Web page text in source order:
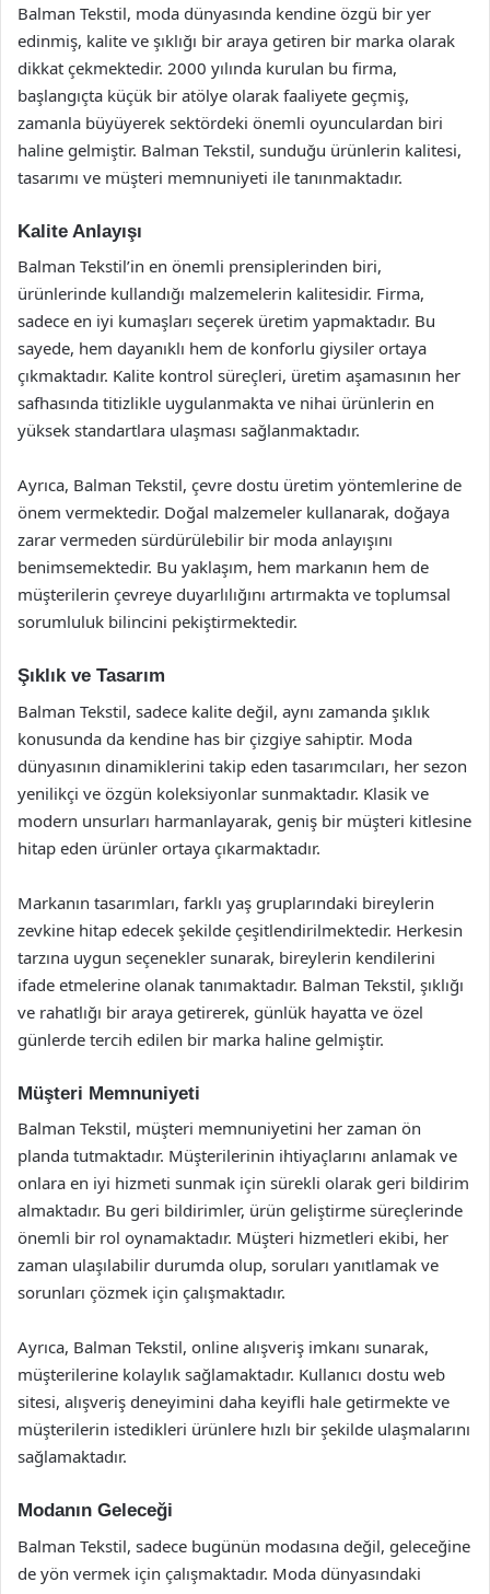
Balman Tekstil, moda dünyasında kendine özgü bir yer
edinmiş, kalite ve şıklığı bir araya getiren bir marka olarak
dikkat çekmektedir. 2000 yılında kurulan bu firma,
başlangıçta küçük bir atölye olarak faaliyete geçmiş,
zamanla büyüyerek sektördeki önemli oyunculardan biri
haline gelmiştir. Balman Tekstil, sunduğu ürünlerin kalitesi,
tasarımı ve müşteri memnuniyeti ile tanınmaktadır.
Kalite Anlayışı
Balman Tekstil’in en önemli prensiplerinden biri,
ürünlerinde kullandığı malzemelerin kalitesidir. Firma,
sadece en iyi kumaşları seçerek üretim yapmaktadır. Bu
sayede, hem dayanıklı hem de konforlu giysiler ortaya
çıkmaktadır. Kalite kontrol süreçleri, üretim aşamasının her
safhasında titizlikle uygulanmakta ve nihai ürünlerin en
yüksek standartlara ulaşması sağlanmaktadır.
Ayrıca, Balman Tekstil, çevre dostu üretim yöntemlerine de
önem vermektedir. Doğal malzemeler kullanarak, doğaya
zarar vermeden sürdürülebilir bir moda anlayışını
benimsemektedir. Bu yaklaşım, hem markanın hem de
müşterilerin çevreye duyarlılığını artırmakta ve toplumsal
sorumluluk bilincini pekiştirmektedir.
Şıklık ve Tasarım
Balman Tekstil, sadece kalite değil, aynı zamanda şıklık
konusunda da kendine has bir çizgiye sahiptir. Moda
dünyasının dinamiklerini takip eden tasarımcıları, her sezon
yenilikçi ve özgün koleksiyonlar sunmaktadır. Klasik ve
modern unsurları harmanlayarak, geniş bir müşteri kitlesine
hitap eden ürünler ortaya çıkarmaktadır.
Markanın tasarımları, farklı yaş gruplarındaki bireylerin
zevkine hitap edecek şekilde çeşitlendirilmektedir. Herkesin
tarzına uygun seçenekler sunarak, bireylerin kendilerini
ifade etmelerine olanak tanımaktadır. Balman Tekstil, şıklığı
ve rahatlığı bir araya getirerek, günlük hayatta ve özel
günlerde tercih edilen bir marka haline gelmiştir.
Müşteri Memnuniyeti
Balman Tekstil, müşteri memnuniyetini her zaman ön
planda tutmaktadır. Müşterilerinin ihtiyaçlarını anlamak ve
onlara en iyi hizmeti sunmak için sürekli olarak geri bildirim
almaktadır. Bu geri bildirimler, ürün geliştirme süreçlerinde
önemli bir rol oynamaktadır. Müşteri hizmetleri ekibi, her
zaman ulaşılabilir durumda olup, soruları yanıtlamak ve
sorunları çözmek için çalışmaktadır.
Ayrıca, Balman Tekstil, online alışveriş imkanı sunarak,
müşterilerine kolaylık sağlamaktadır. Kullanıcı dostu web
sitesi, alışveriş deneyimini daha keyifli hale getirmekte ve
müşterilerin istedikleri ürünlere hızlı bir şekilde ulaşmalarını
sağlamaktadır.
Modanın Geleceği
Balman Tekstil, sadece bugünün modasına değil, geleceğine
de yön vermek için çalışmaktadır. Moda dünyasındaki